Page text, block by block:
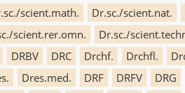
scient.math. Dr.sc./scient.nat.
scient.rer.omn. Dr.sc./
DRBV DRC Drchf. Drchfl.
Dres.med. DRF DRFV DRG